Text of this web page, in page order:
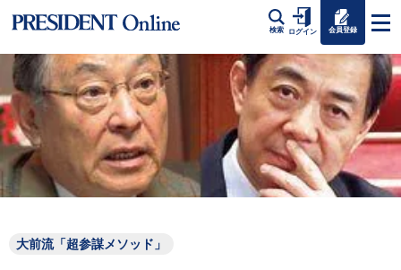
検索 ログイン 会員登録
大前流「超参謀メソッド」